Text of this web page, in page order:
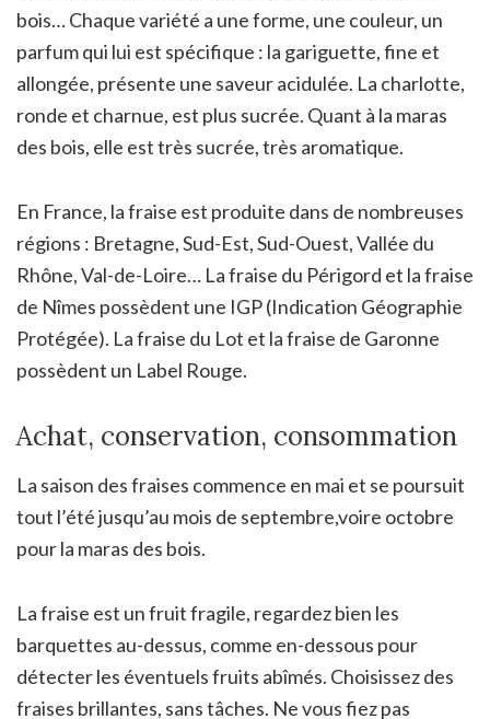
bois… Chaque variété a une forme, une couleur, un
parfum qui lui est spécifique : la gariguette, fine et
allongée, présente une saveur acidulée. La charlotte,
ronde et charnue, est plus sucrée. Quant à la maras
des bois, elle est très sucrée, très aromatique.
En France, la fraise est produite dans de nombreuses
régions : Bretagne, Sud-Est, Sud-Ouest, Vallée du
Rhône, Val-de-Loire… La fraise du Périgord et la fraise
de Nîmes possèdent une IGP (Indication Géographie
Protégée). La fraise du Lot et la fraise de Garonne
possèdent un Label Rouge.
Achat, conservation, consommation
La saison des fraises commence en mai et se poursuit
tout l’été jusqu’au mois de septembre,voire octobre
pour la maras des bois.
La fraise est un fruit fragile, regardez bien les
barquettes au-dessus, comme en-dessous pour
détecter les éventuels fruits abîmés. Choisissez des
fraises brillantes, sans tâches. Ne vous fiez pas